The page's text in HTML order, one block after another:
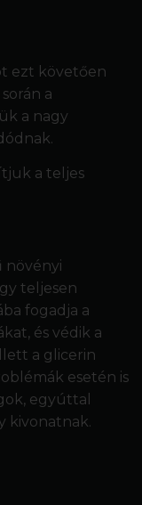
ezt követően
a
a nagy
a teljes
növényi
teljesen
fogadja a
és védik a
a glicerin
esetén is
egyúttal
kivonatnak.